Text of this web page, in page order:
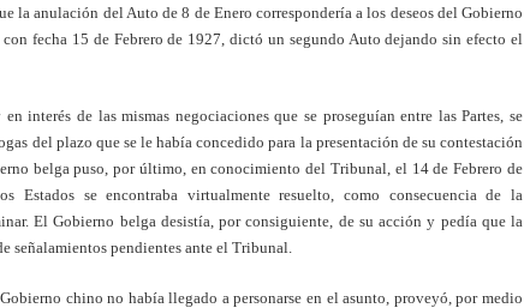
la anulación del Auto de 8 de Enero correspondería a los deseos del Gobierno
fecha 15 de Febrero de 1927, dictó un segundo Auto dejando sin efecto el
interés de las mismas negociaciones que se proseguían entre las Partes, se
del plazo que se le había concedido para la presentación de su contestación
belga puso, por último, en conocimiento del Tribunal, el 14 de Febrero de
Estados se encontraba virtualmente resuelto, como consecuencia de la
El Gobierno belga desistía, por consiguiente, de su acción y pedía que la
señalamientos pendientes ante el Tribunal.
chino no había llegado a personarse en el asunto, proveyó, por medio